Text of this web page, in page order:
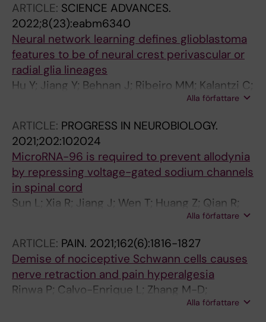
ARTICLE: SCIENCE ADVANCES.
2022;8(23):eabm6340
Neural network learning defines glioblastoma
features to be of neural crest perivascular or
radial glia lineages
Hu Y; Jiang Y; Behnan J; Ribeiro MM; Kalantzi C;
Zhang M-D; Lou D; Haring M; Sharma N; Okawa
O; Ernfors P
Alla författare
ARTICLE: PROGRESS IN NEUROBIOLOGY.
2021;202:102024
MicroRNA-96 is required to prevent allodynia
by repressing voltage-gated sodium channels
in spinal cord
Sun L; Xia R; Jiang J; Wen T; Huang Z; Qian R;
Alla författare
ARTICLE: PAIN. 2021;162(6):1816-1827
Demise of nociceptive Schwann cells causes
nerve retraction and pain hyperalgesia
Rinwa P; Calvo-Enrique L; Zhang M-D;
Nyengaard JR; Karlsson P; Ernfors PAlla författare